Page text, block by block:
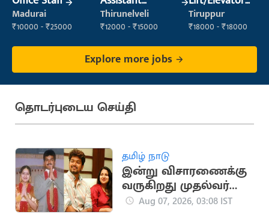
Madurai
₹10000 - ₹25000
Manager
Thirunelveli
₹12000 - ₹15000
Technician
Tiruppur
₹18000 - ₹18000
Explore more jobs
தொடர்புடைய செய்தி
தமிழ் நாடு
இன்று விசாரணைக்கு
வருகிறது முதல்வர்
விஜய் விவாகரத்து
Aug 07, 2026, 03:08 IST